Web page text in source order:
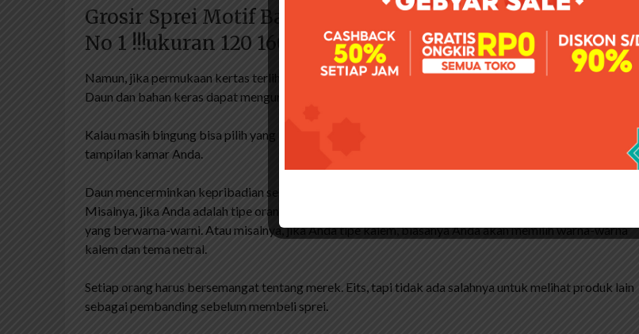
Grosir Sprei Motif Bagus !!bisa Cod!!harga Murah Kwalitas
No 1 !!!ukuran 120 160 180 200
Namun, jika permukaan kertas terlihat kasar dan keras, jangan membelinya meskipun harganya murah.
Daun dan bahan keras dapat mengurangi kualitas tidur Anda.
Kalau masih bingung bisa pilih yang kecil, sedang, besar dan satu warna campur. Ini akan menghidupkan
tampilan kamar Anda.
Daun mencerminkan kepribadian seseorang, jadi pilihlah pola yang sesuai dengan kepribadian Anda.
Misalnya, jika Anda adalah tipe orang yang suka bersenang-senang, maka Anda memilih kertas dan tema
yang berwarna-warni. Atau misalnya, jika Anda tipe kalem, biasanya Anda akan memilih warna-warna
kalem dan tema netral.
Setiap orang harus bersemangat tentang merek. Eits, tapi tidak ada salahnya untuk melihat produk lain
sebagai pembanding sebelum membeli sprei.